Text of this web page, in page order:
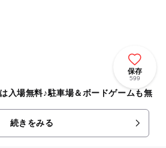
保存
599
入場無料♪駐車場＆ボードゲームも無
続きをみる